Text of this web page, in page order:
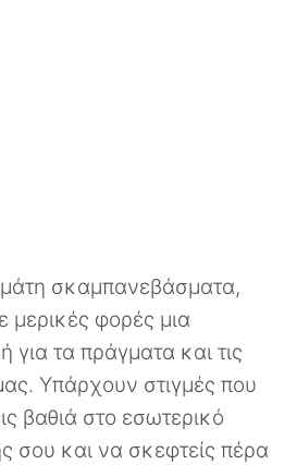
σκαμπανεβάσματα,
μερικές φορές μια
για τα πράγματα και τις
Υπάρχουν στιγμές που
βαθιά στο εσωτερικό
σου και να σκεφτείς πέρα